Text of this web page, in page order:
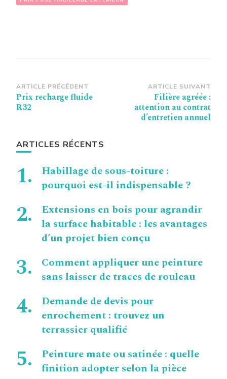
Navigation
d’article
ARTICLE PRÉCÉDENT
Prix recharge fluide
R32
ARTICLE SUIVANT
Filière agréée :
attention au contrat
d’entretien annuel
ARTICLES RÉCENTS
Habillage de sous-toiture :
pourquoi est-il indispensable ?
Extensions en bois pour agrandir
la surface habitable : les avantages
d’un projet bien conçu
Comment appliquer une peinture
sans laisser de traces de rouleau
Demande de devis pour
enrochement : trouvez un
terrassier qualifié
Peinture mate ou satinée : quelle
finition adopter selon la pièce